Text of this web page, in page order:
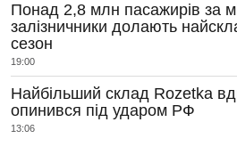
Понад 2,8 млн пасажирів за
залізничники долають
сезон
19:00
Найбільший склад Rozetka
опинився під ударом РФ
13:06